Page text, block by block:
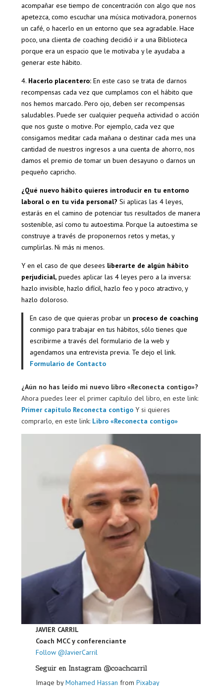
acompañar ese tiempo de concentración con algo que nos
apetezca, como escuchar una música motivadora, ponernos
un café, o hacerlo en un entorno que sea agradable. Hace
poco, una clienta de coaching decidió ir a una Biblioteca
porque era un espacio que le motivaba y le ayudaba a
generar este hábito.
4. Hacerlo placentero:En este caso se trata de darnos
recompensas cada vez que cumplamos con el hábito que
nos hemos marcado. Pero ojo, deben ser recompensas
saludables. Puede ser cualquier pequeña actividad o acción
que nos guste o motive. Por ejemplo, cada vez que
consigamos meditar cada mañana o destinar cada mes una
cantidad de nuestros ingresos a una cuenta de ahorro, nos
damos el premio de tomar un buen desayuno o darnos un
pequeño capricho.
¿Qué nuevo hábito quieres introducir en tu entorno
laboral o en tu vida personal? Si aplicas las 4 leyes,
estarás en el camino de potenciar tus resultados de manera
sostenible, así como tu autoestima. Porque la autoestima se
construye a través de proponernos retos y metas, y
cumplirlas. Ni más ni menos.
Y en el caso de que desees liberarte de algún hábito
perjudicial,puedes aplicar las 4 leyes pero a la inversa:
hazlo invisible, hazlo difícil, hazlo feo y poco atractivo, y
hazlo doloroso.
En caso de que quieras probar un proceso de coaching
conmigo para trabajar en tus hábitos, sólo tienes que
escribirme a través del formulario de la web y
agendamos una entrevista previa. Te dejo el link.
Formulario de Contacto
¿Aún no has leído mi nuevo libro «Reconecta contigo»?
Ahora puedes leer el primer capítulo del libro, en este link:
Primer capítulo Reconecta contigoY si quieres
comprarlo, en este link: Libro «Reconecta contigo»
JAVIER CARRIL
Coach MCC y conferenciante
Follow @JavierCarril
Seguir en Instagram @coachcarril
Image byMohamed Hassan from Pixabay